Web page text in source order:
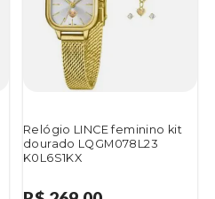
Relógio LINCE feminino kit
dourado LQGM078L23
K0L6S1KX